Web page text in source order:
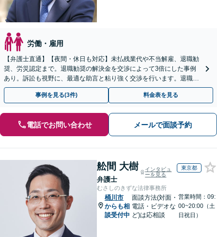
労働・雇用
【弁護士直通】【夜間・休日も対応】未払残業代や不当解雇、退職勧
奨、労災認定まで。退職勧奨の解決金を交渉によって3倍にした事例
あり。訴訟も視野に、最適な助言と粘り強く交渉を行います。退職前
後、育休中などの状況でも歓迎。まずはご相談下さい！
事例を見る(3件) 料金表を見る
電話でお問い合わせ メールで面談予約
舩間 大樹
弁護士
インタビュ
ーを見る
東京都
むさしのきずな法律事務所
桶川市
からも相
談受付中
面談方法(対面・
電話・ビデオな
ど)は応相談
営業時間：09:
00~20:00（土
日祝日）